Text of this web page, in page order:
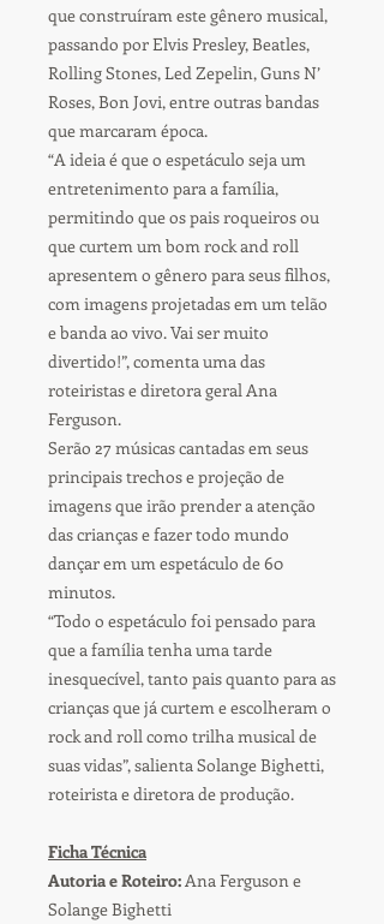
que construíram este gênero musical,
passando por Elvis Presley, Beatles,
Rolling Stones, Led Zepelin, Guns N’
Roses, Bon Jovi, entre outras bandas
que marcaram época.
“A ideia é que o espetáculo seja um
entretenimento para a família,
permitindo que os pais roqueiros ou
que curtem um bom rock and roll
apresentem o gênero para seus filhos,
com imagens projetadas em um telão
e banda ao vivo. Vai ser muito
divertido!”, comenta uma das
roteiristas e diretora geral Ana
Ferguson.
Serão 27 músicas cantadas em seus
principais trechos e projeção de
imagens que irão prender a atenção
das crianças e fazer todo mundo
dançar em um espetáculo de 60
minutos.
“Todo o espetáculo foi pensado para
que a família tenha uma tarde
inesquecível, tanto pais quanto para as
crianças que já curtem e escolheram o
rock and roll como trilha musical de
suas vidas”, salienta Solange Bighetti,
roteirista e diretora de produção.
Ficha Técnica
Autoria e Roteiro:Ana Ferguson e
Solange Bighetti